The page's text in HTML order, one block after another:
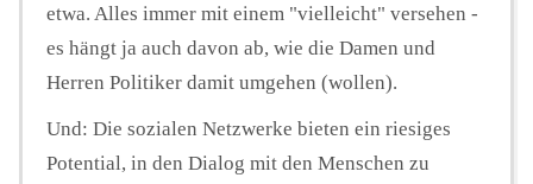
etwa. Alles immer mit einem "vielleicht" versehen -
es hängt ja auch davon ab, wie die Damen und
Herren Politiker damit umgehen (wollen).
Und: Die sozialen Netzwerke bieten ein riesiges
Potential, in den Dialog mit den Menschen zu